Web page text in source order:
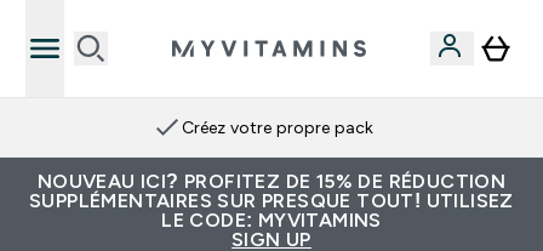
Créez votre propre pack
NOUVEAU ICI? PROFITEZ DE 15% DE RÉDUCTION
SUPPLÉMENTAIRES SUR PRESQUE TOUT! UTILISEZ
LE CODE: MYVITAMINS
SIGN UP